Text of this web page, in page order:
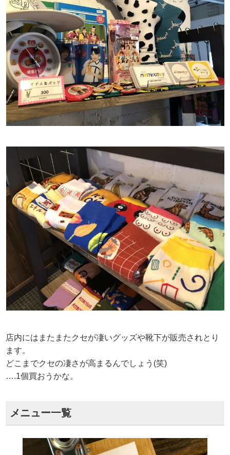
店内にはまたまたクセが凄いグッズや靴下が販売されとり
ます。
どこまでクセの凄さが高まるんでしょう(笑)
….1個買おうかな。
メニュー一覧